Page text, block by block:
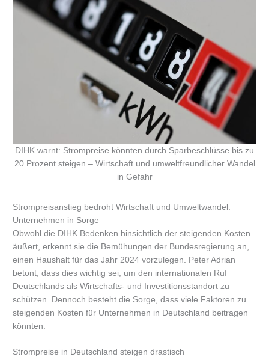
DIHK warnt: Strompreise könnten durch Sparbeschlüsse bis zu
20 Prozent steigen – Wirtschaft und umweltfreundlicher Wandel
in Gefahr
Strompreisanstieg bedroht Wirtschaft und Umweltwandel:
Unternehmen in Sorge
Obwohl die DIHK Bedenken hinsichtlich der steigenden Kosten
äußert, erkennt sie die Bemühungen der Bundesregierung an,
einen Haushalt für das Jahr 2024 vorzulegen. Peter Adrian
betont, dass dies wichtig sei, um den internationalen Ruf
Deutschlands als Wirtschafts- und Investitionsstandort zu
schützen. Dennoch besteht die Sorge, dass viele Faktoren zu
steigenden Kosten für Unternehmen in Deutschland beitragen
könnten.
Strompreise in Deutschland steigen drastisch